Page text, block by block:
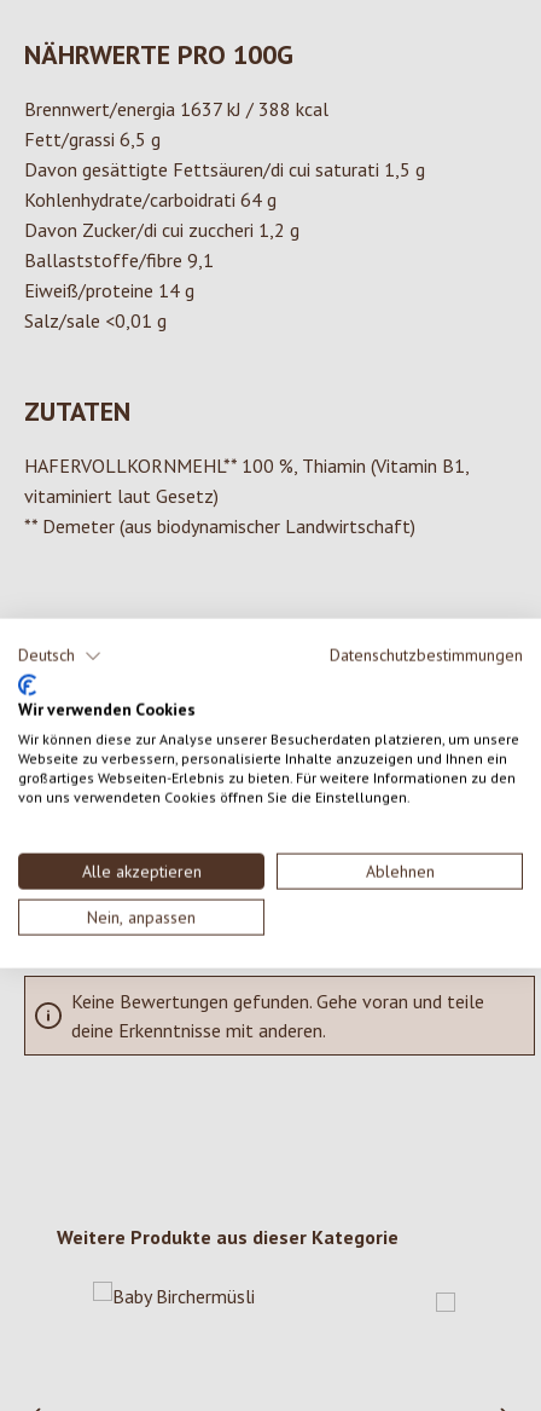
Deutsch Datenschutzbestimmungen
Wir verwenden Cookies
Wir können diese zur Analyse unserer Besucherdaten platzieren, um unsere
Webseite zu verbessern, personalisierte Inhalte anzuzeigen und Ihnen ein
großartiges Webseiten-Erlebnis zu bieten. Für weitere Informationen zu den
von uns verwendeten Cookies öffnen Sie die Einstellungen.
Alle akzeptieren Ablehnen
Nein, anpassen
NÄHRWERTE PRO 100G
Brennwert/energia 1637 kJ / 388 kcal
Fett/grassi 6,5 g
Davon gesättigte Fettsäuren/di cui saturati 1,5 g
Kohlenhydrate/carboidrati 64 g
Davon Zucker/di cui zuccheri 1,2 g
Ballaststoffe/fibre 9,1
Eiweiß/proteine 14 g
Salz/sale <0,01 g
ZUTATEN
HAFERVOLLKORNMEHL** 100 %, Thiamin (Vitamin B1,
vitaminiert laut Gesetz)
** Demeter (aus biodynamischer Landwirtschaft)
0 von 0 Bewertungen
Durchschnittliche Bewertung von 0 von 5 Sternen
Gib eine Bewertung ab!
Teile deine Erfahrungen mit dem Produkt mit anderen Kunden.
Bewertungen nur in der aktuellen Sprache anzeigen.
Keine Bewertungen gefunden. Gehe voran und teile
deine Erkenntnisse mit anderen.
Produktgalerie überspringen
Weitere Produkte aus dieser Kategorie